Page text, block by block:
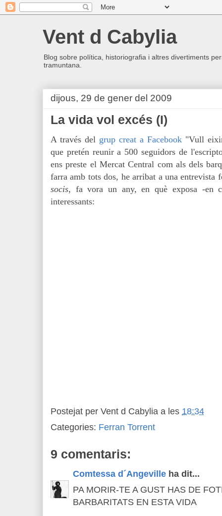
Vent d Cabylia
Blog sobre política, historiografia i altres divertiments
tramuntana.
dijous, 29 de gener del 2009
La vida vol excés (I)
A través del grup creat a Facebook "Vull
que pretén reunir a 500 seguidors de
ens preste el Mercat Central com als dels
farra amb tots dos, he arribat a una
socis, fa vora un any, en què exposa -en
interessants:
Postejat per Vent d Cabylia a les 18:34
Categories: Ferran Torrent
9 comentaris:
Comtessa d´Angeville ha dit...
PA MORIR-TE A GUST HAS DE
BARBARITATS EN ESTA VIDA